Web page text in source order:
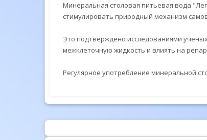
Минеральная столовая питьевая вода
стимулировать природный механизм
Это подтверждено исследованиями
межклеточную жидкость и влиять на
Регулярное употребление минеральной